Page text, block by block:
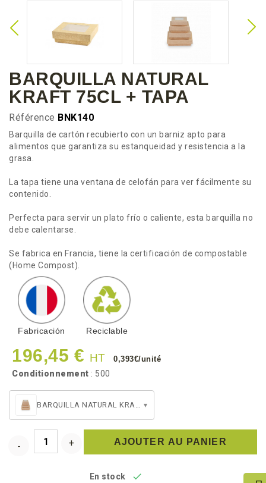
BARQUILLA NATURAL
KRAFT 75CL + TAPA
Référence BNK140
Barquilla de cartón recubierto con un barniz apto para
alimentos que garantiza su estanqueidad y resistencia a la
grasa.
La tapa tiene una ventana de celofán para ver fácilmente su
contenido.
Perfecta para servir un plato frío o caliente, esta barquilla no
debe calentarse.
Se fabrica en Francia, tiene la certificación de compostable
(Home Compost).
Fabricación Reciclable
196,45 € HT 0,393€/unité
Conditionnement : 500
BARQUILLA NATURAL KRAFT 75CL + TAPA ▾
AJOUTER AU PANIER
En stock 